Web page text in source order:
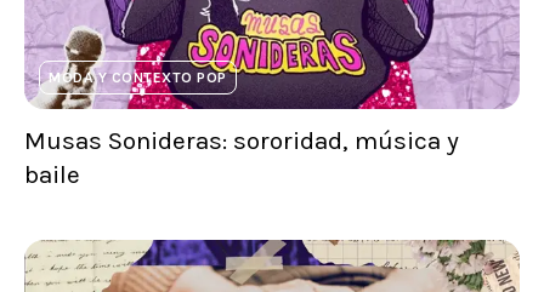
MODA Y CONTEXTO POP
Musas Sonideras: sororidad, música y
baile